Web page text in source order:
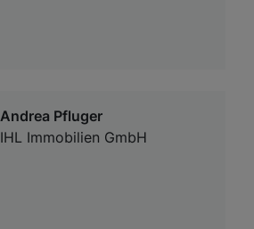
Andrea Pfluger
IHL Immobilien GmbH